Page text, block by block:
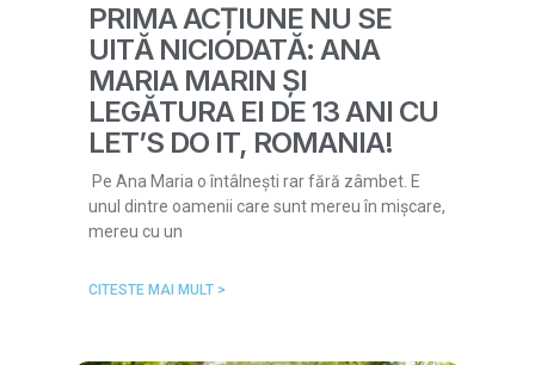
PRIMA ACȚIUNE NU SE
UITĂ NICIODATĂ: ANA
MARIA MARIN ȘI
LEGĂTURA EI DE 13 ANI CU
LET’S DO IT, ROMANIA!
Pe Ana Maria o întâlnești rar fără zâmbet. E
unul dintre oamenii care sunt mereu în mișcare,
mereu cu un
CITESTE MAI MULT >